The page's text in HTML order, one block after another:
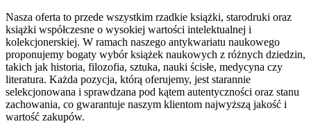
Nasza oferta to przede wszystkim rzadkie książki, starodruki oraz
książki współczesne o wysokiej wartości intelektualnej i
kolekcjonerskiej. W ramach naszego antykwariatu naukowego
proponujemy bogaty wybór książek naukowych z różnych dziedzin,
takich jak historia, filozofia, sztuka, nauki ścisłe, medycyna czy
literatura. Każda pozycja, którą oferujemy, jest starannie
selekcjonowana i sprawdzana pod kątem autentyczności oraz stanu
zachowania, co gwarantuje naszym klientom najwyższą jakość i
wartość zakupów.